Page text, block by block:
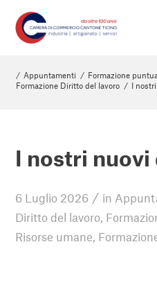
/ Appuntamenti / Formazione
Formazione Diritto del lavoro / I
I nostri
6 Luglio 2026 / in
Diritto del lavoro,
Risorse umane,